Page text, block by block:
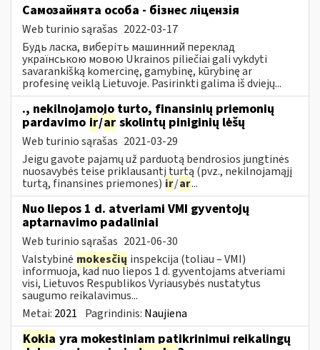
Самозайнята особа - бізнес ліцензія
Web turinio sąrašas 2022-03-17
Будь ласка, виберіть машинний переклад
українською мовою Ukrainos piliečiai gali vykdyti
savarankišką komercinę, gamybinę, kūrybinę ar
profesinę veiklą Lietuvoje. Pasirinkti galima iš dviejų...
., nekilnojamojo turto, finansinių priemonių
pardavimo ir/ar skolintų piniginių lėšų
Web turinio sąrašas 2021-03-29
Jeigu gavote pajamų už parduotą bendrosios jungtinės
nuosavybės teise priklausantį turtą (pvz., nekilnojamąjį
turtą, finansines priemones) ir/ar...
Nuo liepos 1 d. atveriami VMI gyventojų
aptarnavimo padaliniai
Web turinio sąrašas 2021-06-30
Valstybinė mokesčių inspekcija (toliau – VMI)
informuoja, kad nuo liepos 1 d. gyventojams atveriami
visi, Lietuvos Respublikos Vyriausybės nustatytus
saugumo reikalavimus...
Metai: 2021 Pagrindinis: Naujiena
Kokia yra mokestiniam patikrinimui reikalingų